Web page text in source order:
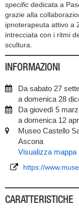
specific dedicata a
grazie alla
ipnoterapeuta attivo a
intrecciata con i ritmi
scultura.
INFORMAZIONI
Da sabato 27
a domenica 28
Da giovedì 5
a domenica 12
Museo Castello
Ascona
Visualizza mappa
https://
CARATTERISTICHE